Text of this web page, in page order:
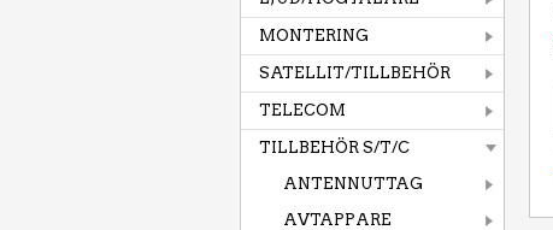
MONTERING
SATELLIT/TILLBEHÖR
TELECOM
TILLBEHÖR S/T/C
ANTENNUTTAG
AVTAPPARE